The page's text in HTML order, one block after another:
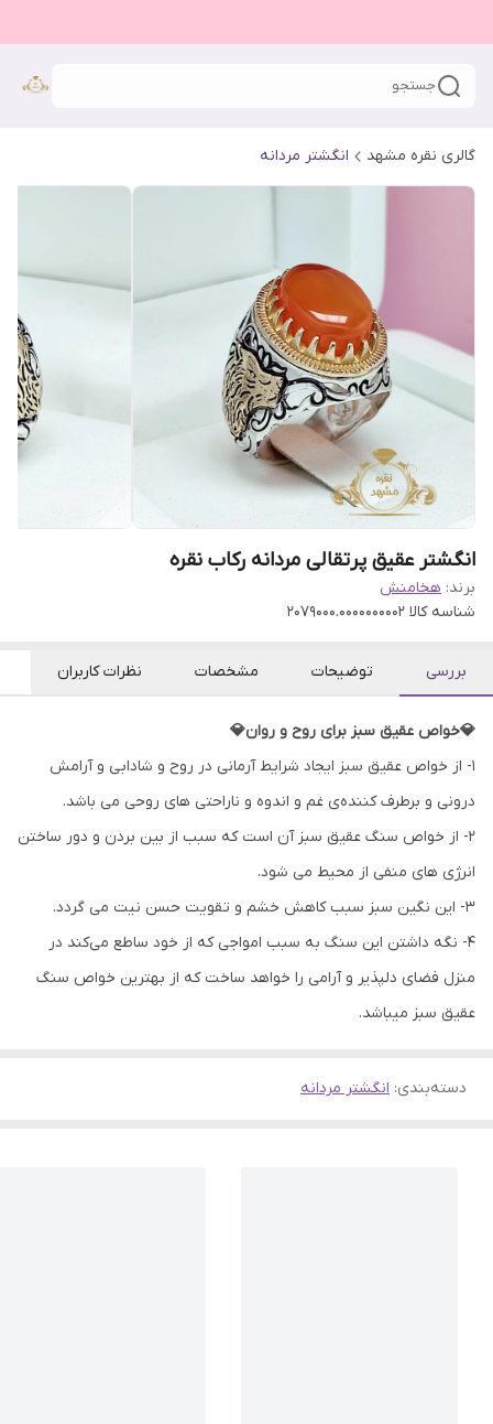
جستجو
گالری نقره مشهد انگشتر مردانه
انگشتر عقیق پرتقالی مردانه رکاب نقره
برند: هخامنش
شناسه کالا 2079000.0000000002
بررسی توضیحات مشخصات نظرات کاربران
💎خواص عقیق سبز برای روح و روان💎
۱- از خواص عقیق سبز ایجاد شرایط آرمانی در روح و شادابی و آرامش
درونی و برطرف کننده‌ی غم و اندوه و ناراحتی های روحی می باشد.
۲- از خواص سنگ عقیق سبز آن است که سبب از بین بردن و دور ساختن
انرژی های منفی از محیط می شود.
۳- این نگین سبز سبب کاهش خشم و تقویت حسن نیت می گردد.
۴- نگه داشتن این سنگ به سبب امواجی که از خود ساطع می‌کند در
منزل فضای دلپذیر و آرامی را خواهد ساخت که از بهترین خواص سنگ
عقیق سبز میباشد.
دسته‌بندی: انگشتر مردانه